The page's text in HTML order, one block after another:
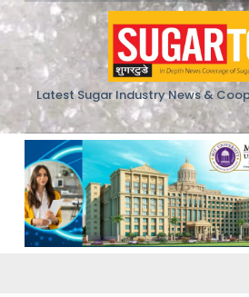
Skip
to
content
Latest Sugar Industry News &